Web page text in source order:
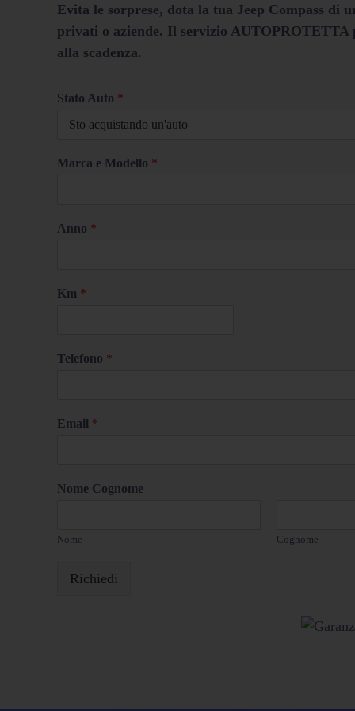
Evita le sorprese, dota la tua Jeep Compass di
privati o aziende. Il servizio AUTOPROTETTA
alla scadenza.
Stato Auto *
Marca e Modello *
Anno *
Km *
Telefono *
Email *
Nome Cognome
Nome Cognome
Richiedi